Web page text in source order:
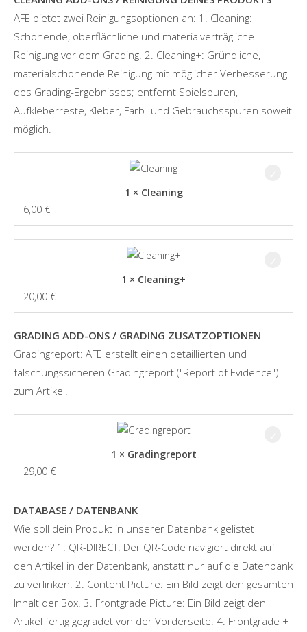
AFE bietet zwei Reinigungsoptionen an: 1. Cleaning:
Schonende, oberflächliche und materialverträgliche
Reinigung vor dem Grading. 2. Cleaning+: Gründliche,
materialschonende Reinigung mit möglicher Verbesserung
des Grading-Ergebnisses; entfernt Spielspuren,
Aufkleberreste, Kleber, Farb- und Gebrauchsspuren soweit
möglich.
1 × Cleaning
6,00 €
1 × Cleaning+
20,00 €
GRADING ADD-ONS / GRADING ZUSATZOPTIONEN
Gradingreport: AFE erstellt einen detaillierten und
fälschungssicheren Gradingreport ("Report of Evidence")
zum Artikel.
1 × Gradingreport
29,00 €
DATABASE / DATENBANK
Wie soll dein Produkt in unserer Datenbank gelistet
werden? 1. QR-DIRECT: Der QR-Code navigiert direkt auf
den Artikel in der Datenbank, anstatt nur auf die Datenbank
zu verlinken. 2. Content Picture: Ein Bild zeigt den gesamten
Inhalt der Box. 3. Frontgrade Picture: Ein Bild zeigt den
Artikel fertig gegradet von der Vorderseite. 4. Frontgrade +